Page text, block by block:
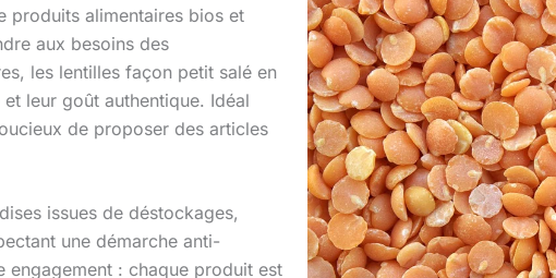
produits alimentaires bios et
aux besoins des
les lentilles façon petit salé en
leur goût authentique. Idéal
de proposer des articles
issues de déstockages,
une démarche anti-
: chaque produit est